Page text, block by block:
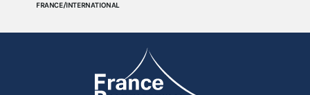
FRANCE/INTERNATIONAL